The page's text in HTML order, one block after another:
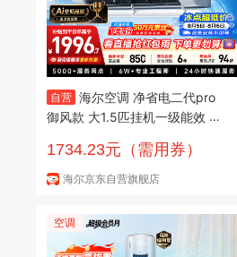
自营 海尔空调 净省电二代pro
御风款 大1.5匹挂机一级能效 外
U
1734.23元（需用券）
海尔京东自营旗舰店
空调